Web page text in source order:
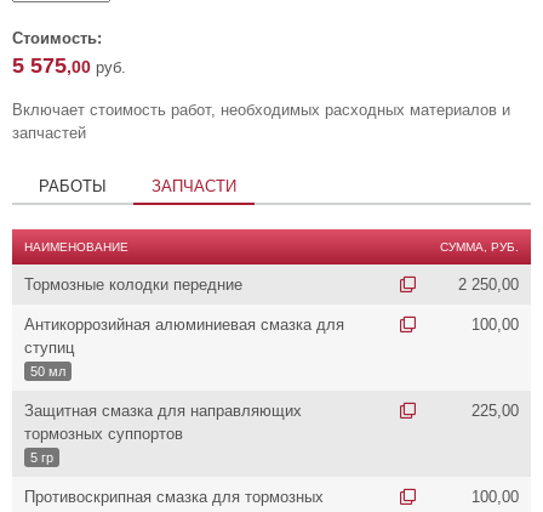
Стоимость:
5 575,00 руб.
Включает стоимость работ, необходимых расходных материалов и
запчастей
РАБОТЫ ЗАПЧАСТИ
НАИМЕНОВАНИЕ СУММА, РУБ.
Тормозные колодки передние 2 250,00
Антикоррозийная алюминиевая смазка для
ступиц
50 мл
100,00
Защитная смазка для направляющих
тормозных суппортов
5 гр
225,00
Противоскрипная смазка для тормозных
100,00